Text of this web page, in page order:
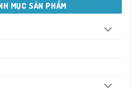
MỤC SẢN PHẨM